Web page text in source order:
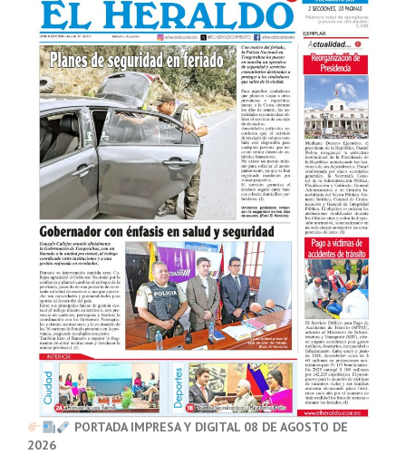
PORTADA IMPRESA Y DIGITAL 08 DE AGOSTO DE
2026